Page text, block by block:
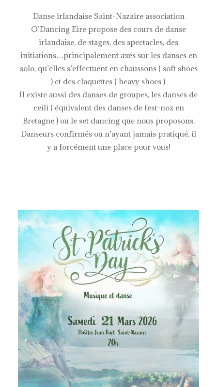
Danse irlandaise Saint-Nazaire association
O’Dancing Eire propose des cours de danse
irlandaise, de stages, des spectacles, des
initiations…principalement axés sur les danses en
solo, qu’elles s’effectuent en chaussons ( soft shoes
) et des claquettes ( heavy shoes ).
Il existe aussi des danses de groupes, les danses de
ceili ( équivalent des danses de fest-noz en
Bretagne ) ou le set dancing que nous proposons.
Danseurs confirmés ou n’ayant jamais pratiqué, il
y a forcément une place pour vous!